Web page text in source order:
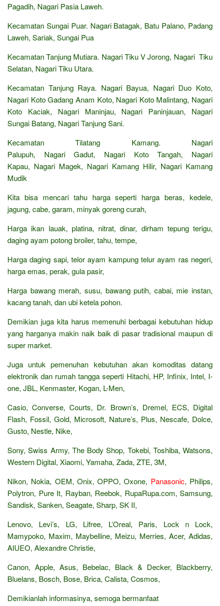
Pagadih, Nagari Pasia Laweh.
Kecamatan Sungai Puar. Nagari Batagak, Batu Palano, Padang
Laweh, Sariak, Sungai Pua
Kecamatan Tanjung Mutiara. Nagari Tiku V Jorong, Nagari Tiku
Selatan, Nagari Tiku Utara.
Kecamatan Tanjung Raya. Nagari Bayua, Nagari Duo Koto,
Nagari Koto Gadang Anam Koto, Nagari Koto Malintang, Nagari
Koto Kaciak, Nagari Maninjau, Nagari Paninjauan, Nagari
Sungai Batang, Nagari Tanjung Sani.
Kecamatan Tilatang Kamang. Nagari
Palupuh, Nagari Gadut, Nagari Koto Tangah, Nagari
Kapau, Nagari Magek, Nagari Kamang Hilir, Nagari Kamang
Mudik
Kita bisa mencari tahu harga seperti harga beras, kedele,
jagung, cabe, garam, minyak goreng curah,
Harga ikan lauak, platina, nitrat, dinar, dirham tepung terigu,
daging ayam potong broiler, tahu, tempe,
Harga daging sapi, telor ayam kampung telur ayam ras negeri,
harga emas, perak, gula pasir,
Harga bawang merah, susu, bawang putih, cabai, mie instan,
kacang tanah, dan ubi ketela pohon.
Demikian juga kita harus memenuhi berbagai kebutuhan hidup
yang harganya makin naik baik di pasar tradisional maupun di
super market.
Juga untuk pemenuhan kebutuhan akan komoditas datang
elektronik dan rumah tangga seperti Hitachi, HP, Infinix, Intel, I-
one, JBL, Kenmaster, Kogan, L-Men,
Casio, Converse, Courts, Dr. Brown’s, Dremel, ECS, Digital
Flash, Fossil, Gold, Microsoft, Nature’s, Plus, Nescafe, Dolce,
Gusto, Nestle, Nike,
Sony, Swiss Army, The Body Shop, Tokebi, Toshiba, Watsons,
Western Digital, Xiaomi, Yamaha, Zada, ZTE, 3M,
Nikon, Nokia, OEM, Onix, OPPO, Oxone, Panasonic, Philips,
Polytron, Pure It, Rayban, Reebok, RupaRupa.com, Samsung,
Sandisk, Sanken, Seagate, Sharp, SK II,
Lenovo, Levi’s, LG, Lifree, L’Oreal, Paris, Lock n Lock,
Mamypoko, Maxim, Maybelline, Meizu, Merries, Acer, Adidas,
AIUEO, Alexandre Christie,
Canon, Apple, Asus, Bebelac, Black & Decker, Blackberry,
Bluelans, Bosch, Bose, Brica, Calista, Cosmos,
Demikianlah informasinya, semoga bermanfaat